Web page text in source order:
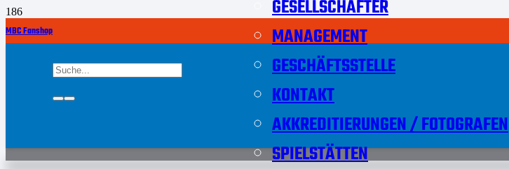
MBC Fanshop
GESELLSCHAFTER
MANAGEMENT
GESCHÄFTSSTELLE
KONTAKT
AKKREDITIERUNGEN / FOTOGRAFEN
SPIELSTÄTTEN